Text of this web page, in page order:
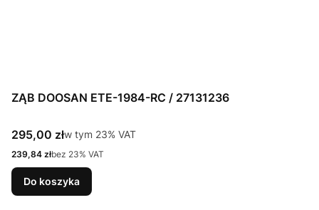
ZĄB DOOSAN ETE-1984-RC / 27131236
Cena brutto
295,00 złw tym %s VAT
w tym 23% VAT
Cena netto
239,84 złbez 23% VAT
Do koszyka